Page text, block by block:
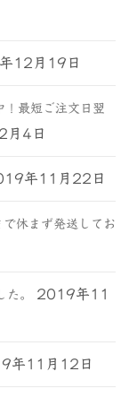
12月19日
！最短ご注文日翌
月4日
年11月22日
休まず発送してお
。
2019年11
年11月12日